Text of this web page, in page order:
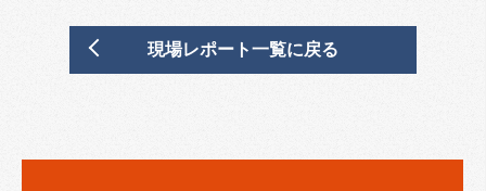
現場レポート一覧に戻る